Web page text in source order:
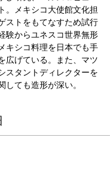
。メキシコ大使館文化担
ストをもてなすため試行
験からユネスコ世界無形
キシコ料理を日本でも手
広げている。また、マツ
スタントディレクターを
ても造形が深い。